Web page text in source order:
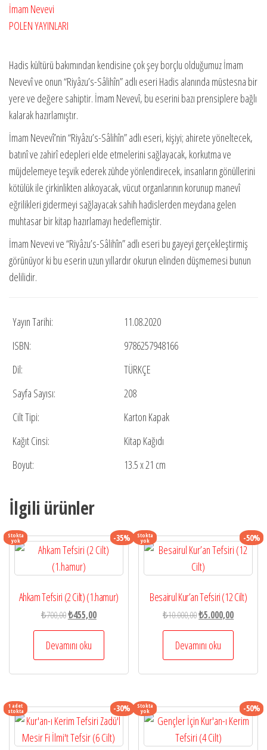
İmam Nevevi
POLEN YAYINLARI
Hadis kültürü bakımından kendisine çok şey borçlu olduğumuz İmam
Nevevî ve onun “Riyâzu’s-Sâlihîn” adlı eseri Hadis alanında müstesna bir
yere ve değere sahiptir. İmam Nevevî, bu eserini bazı prensiplere bağlı
kalarak hazırlamıştır.
İmam Nevevî’nin “Riyâzu’s-Sâlihîn” adlı eseri, kişiyi; ahirete yöneltecek,
batınî ve zahirî edepleri elde etmelerini sağlayacak, korkutma ve
müjdelemeye teşvik ederek zühde yönlendirecek, insanların gönüllerini
kötülük ile çirkinlikten alıkoyacak, vücut organlarının korunup manevî
eğrilikleri gidermeyi sağlayacak sahih hadislerden meydana gelen
muhtasar bir kitap hazırlamayı hedeflemiştir.
İmam Nevevi ve “Riyâzu’s-Sâlihîn” adlı eseri bu gayeyi gerçekleştirmiş
görünüyor ki bu eserin uzun yıllardır okurun elinden düşmemesi bunun
delilidir.
Yayın Tarihi:
11.08.2020
ISBN:
9786257948166
Dil:
TÜRKÇE
Sayfa Sayısı:
208
Cilt Tipi:
Karton Kapak
Kağıt Cinsi:
Kitap Kağıdı
Boyut:
13.5 x 21 cm
İlgili ürünler
Stokta
yok -35%
Ahkam Tefsiri (2 Cilt) (1.hamur)
₺700,00Orijinal
fiyat:
₺700,00.
₺455,00Şu
andaki
₺455,00.
Devamını oku
Stokta
yok -50%
Besairul Kur’an Tefsiri (12 Cilt)
₺10.000,00Orijinal
fiyat:
₺10.000,00.
₺5.000,00Şu
andaki
₺5.000,00.
Devamını oku
1 adet
stokta -30% Stokta
yok -50%